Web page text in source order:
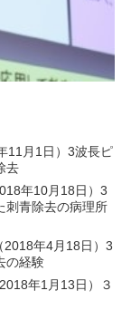
11月1日）3波長ピ
去
年10月18日）3
刺青除去の病理所
2018年4月18日）3
の経験
年1月13日）３